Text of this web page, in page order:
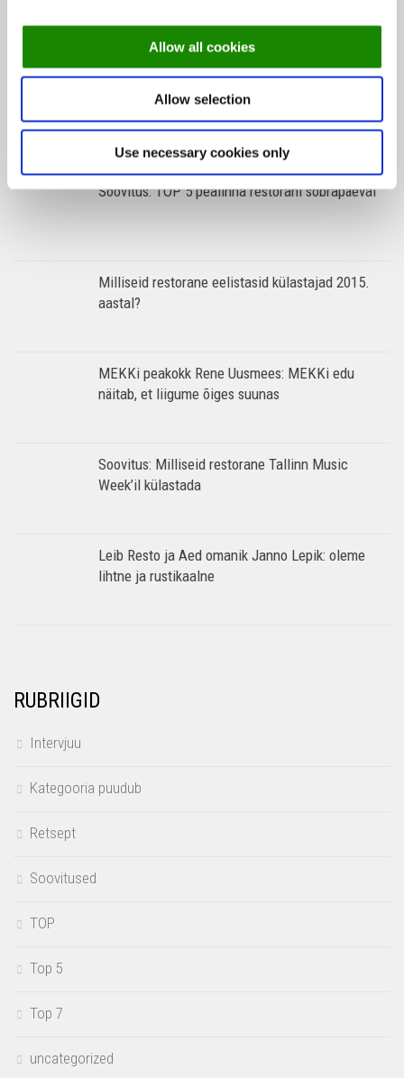
Allow all cookies
Allow selection
Use necessary cookies only
einestada
Tallinna väliterrassid – vaata, kus väljas
einestada
Soovitus: TOP 5 pealinna restorani sõbrapäeval
Milliseid restorane eelistasid külastajad 2015.
aastal?
MEKKi peakokk Rene Uusmees: MEKKi edu
näitab, et liigume õiges suunas
Soovitus: Milliseid restorane Tallinn Music
Week’il külastada
Leib Resto ja Aed omanik Janno Lepik: oleme
lihtne ja rustikaalne
RUBRIIGID
Intervjuu
Kategooria puudub
Retsept
Soovitused
TOP
Top 5
Top 7
uncategorized